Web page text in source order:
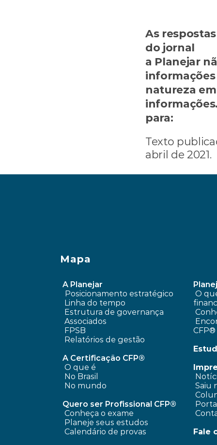
As
do jornal
a Planejar
natureza
para:
Texto
abril de 2021.
A Planejar
Posicionamento estratégico
Linha do tempo
Estrutura de governança
Associados
FPSB
Relatórios de gestão
A Certificação CFP®
O que é
No Brasil
No mundo
Quero ser Profissional CFP®
Conheça o exame
Planeje seus estudos
Calendário de provas
CFP®
Saiu
Fale
Mapa